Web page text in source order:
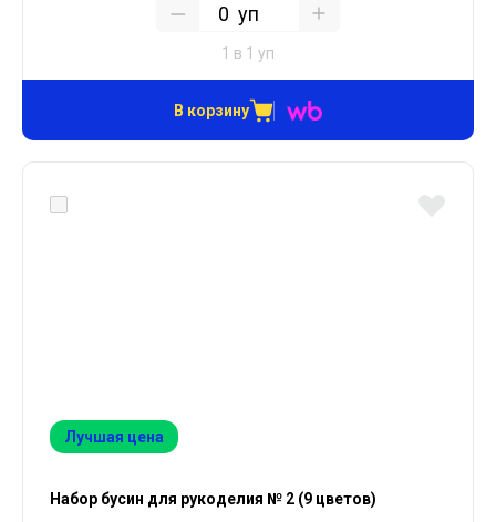
уп
1 в 1 уп
В корзину
Лучшая цена
Набор бусин для рукоделия № 2 (9 цветов)